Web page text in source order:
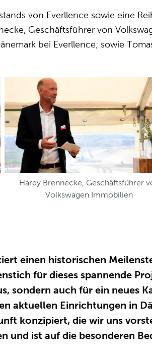
von Everllence sowie eine
Geschäftsführer von
bei Everllence; sowie
Hardy Brennecke, Geschäftsführer
Volkswagen Immobilien
einen historischen
für dieses spannende
sondern auch für ein neues
aktuellen Einrichtungen in
konzipiert, die wir uns
und ist auf die besonderen